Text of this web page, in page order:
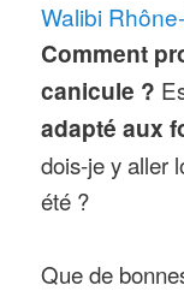
Walibi
Comment
canicule ?
adapté aux
dois-je y aller
été ?
Que de